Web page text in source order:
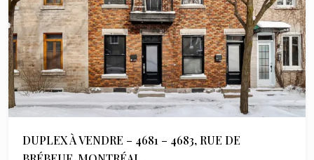
DUPLEX À VENDRE – 4681 – 4683, RUE DE